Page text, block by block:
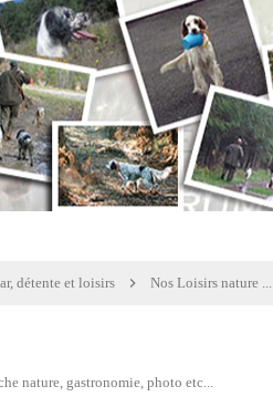
détente et loisirs Nos Loisirs nature ...
nature, gastronomie, photo etc...